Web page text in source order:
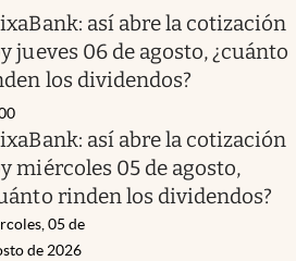
así abre la cotización
jueves 06 de agosto, ¿cuánto
los dividendos?
así abre la cotización
miércoles 05 de agosto,
rinden los dividendos?
05 de
de 2026